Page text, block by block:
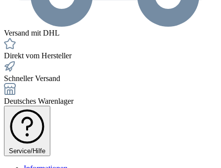
Versand mit DHL
Direkt vom Hersteller
Schneller Versand
Deutsches Warenlager
Service/Hilfe